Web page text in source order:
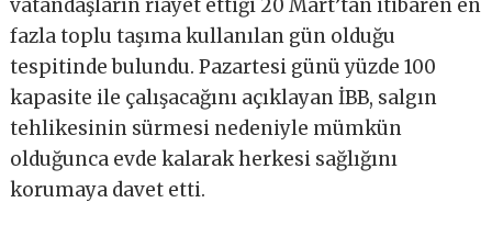
vatandaşların riayet ettiği 20 Mart’tan itibaren en
fazla toplu taşıma kullanılan gün olduğu
tespitinde bulundu. Pazartesi günü yüzde 100
kapasite ile çalışacağını açıklayan İBB, salgın
tehlikesinin sürmesi nedeniyle mümkün
olduğunca evde kalarak herkesi sağlığını
korumaya davet etti.